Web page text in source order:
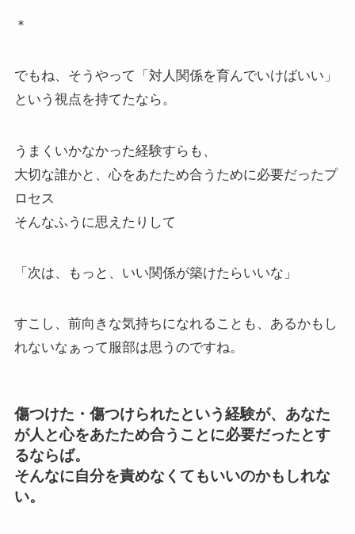
＊
でもね、そうやって「対人関係を育んでいけばいい」
という視点を持てたなら。
うまくいかなかった経験すらも、
大切な誰かと、心をあたため合うために必要だったプ
ロセス
そんなふうに思えたりして
「次は、もっと、いい関係が築けたらいいな」
すこし、前向きな気持ちになれることも、あるかもし
れないなぁって服部は思うのですね。
傷つけた・傷つけられたという経験が、あなた
が人と心をあたため合うことに必要だったとす
るならば。
そんなに自分を責めなくてもいいのかもしれな
い。